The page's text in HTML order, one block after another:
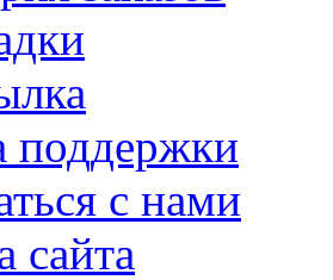
поддержки
с нами
сайта